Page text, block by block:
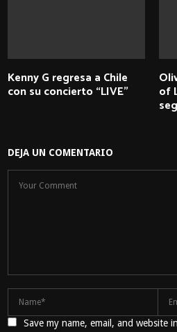
Kenny G regresa a Chile
con su concierto “LIVE” of
DEJA UN COMENTARIO
Save my name, email, and